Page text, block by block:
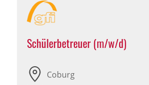
Schülerbetreuer (m/w/d)
Coburg